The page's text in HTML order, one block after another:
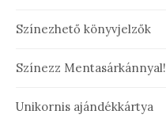
Színezhető könyvjelzők
Színezz Mentasárkánnyal!
Unikornis ajándékkártya